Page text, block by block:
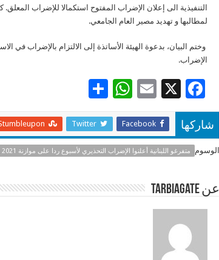
التنفيذية الى إعلان الإضراب المفتوح استكمالا للإضراب
لمطالبها و تهديد مصير العام الجامعي.
وختم البيان، بدعوة الهيئة الأساتذة إلى الالتزام بالإضراب في
الإضراب.
F
ac
e
b
o
k
X
E
ai
l
W
at
sA
p
ar
e
شاركها Facebook
Twitter
الوسوم متفرغو اللبنانية أعلنوا الإضراب التحذيري لأسبوع ردا على موازنة 2021 وطالبوا بسحبه
عن tarbiagate